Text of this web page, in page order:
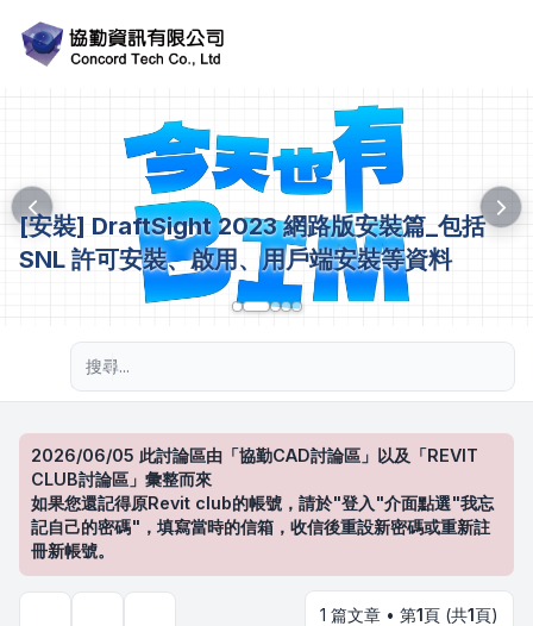
[安裝] DraftSight 2023 網路版安裝篇_包括
SNL 許可安裝、啟用、用戶端安裝等資料
2026/06/05 此討論區由「協勤CAD討論區」以及「REVIT
CLUB討論區」彙整而來
如果您還記得原Revit club的帳號，請於"登入"介面點選"我忘
記自己的密碼"，填寫當時的信箱，收信後重設新密碼或重新註
冊新帳號。
1 篇文章 • 第1頁 (共1頁)